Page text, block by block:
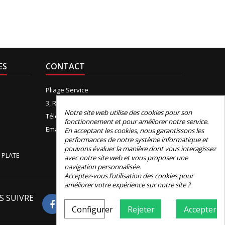
CONTACT
Pliage Service
3, Rue de Boudeville, 31100 Toulouse
Téléphone:+33 (0)5 61 44 12 90
Email: contact@e-pliage.fr
Avis Google
4.8
SUIVRE
Notre site web utilise des cookies pour son
fonctionnement et pour améliorer notre service.
En acceptant les cookies, nous garantissons les
performances de notre système informatique et
pouvons évaluer la manière dont vous interagissez
avec notre site web et vous proposer une
navigation personnalisée.
Acceptez-vous l’utilisation des cookies pour
améliorer votre expérience sur notre site ?
Configurer Rejeter Accepter